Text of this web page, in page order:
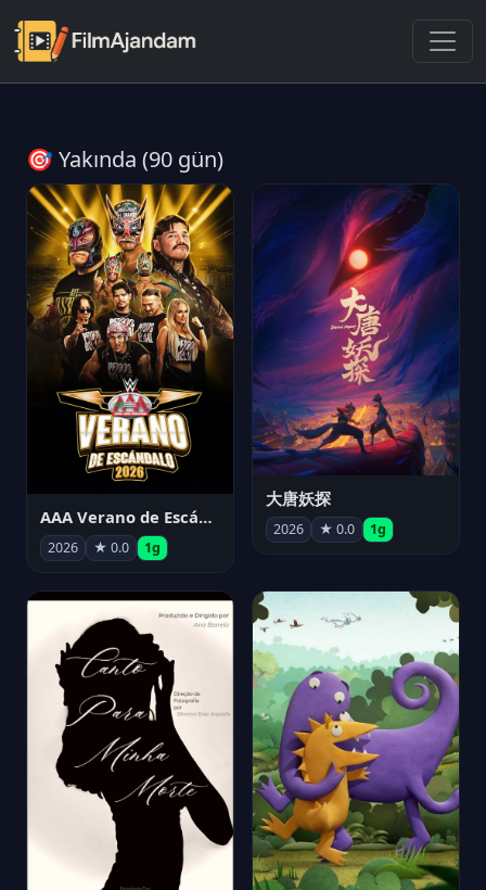
🎯 Yakında (90 gün)
AAA Verano de Escándalo 2026 - Week 3
2026 ★ 0.0 1g
大唐妖探
2026 ★ 0.0 1g